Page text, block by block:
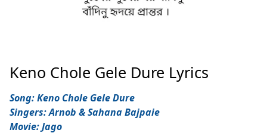
Keno Chole Gele Dure Lyrics
Song: Keno Chole Gele Dure
Singers: Arnob & Sahana Bajpaie
Movie: Jago